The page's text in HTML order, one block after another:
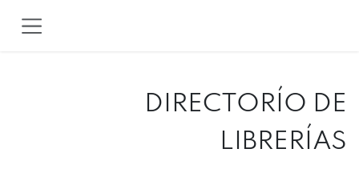
DIRECTORÍO DE
LIBRERÍAS